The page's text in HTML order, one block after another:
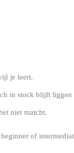
je leert.
in stock blijft
niet matcht.
of